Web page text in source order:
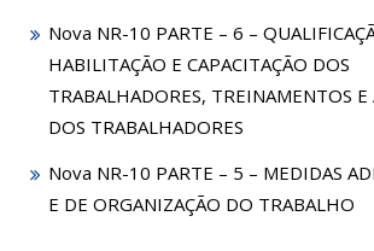
Nova NR-10 PARTE – 6 –
HABILITAÇÃO E CAPACITAÇÃO DOS
TRABALHADORES, TREINAMENTOS
DOS TRABALHADORES
Nova NR-10 PARTE – 5 – MEDIDAS
E DE ORGANIZAÇÃO DO TRABALHO